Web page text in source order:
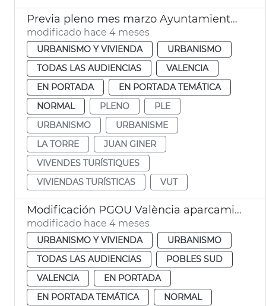
Previa pleno mes marzo Ayuntamiento València
modificado hace 4 meses
URBANISMO Y VIVIENDA
URBANISMO
TODAS LAS AUDIENCIAS
VALENCIA
EN PORTADA
EN PORTADA TEMÁTICA
NORMAL
PLENO
PLE
URBANISMO
URBANISME
LA TORRE
JUAN GINER
VIVENDES TURÍSTIQUES
VIVIENDAS TURÍSTICAS
VUT
Modificación PGOU València aparcamientos altura la Torre
modificado hace 4 meses
URBANISMO Y VIVIENDA
URBANISMO
TODAS LAS AUDIENCIAS
POBLES SUD
VALENCIA
EN PORTADA
EN PORTADA TEMÁTICA
NORMAL